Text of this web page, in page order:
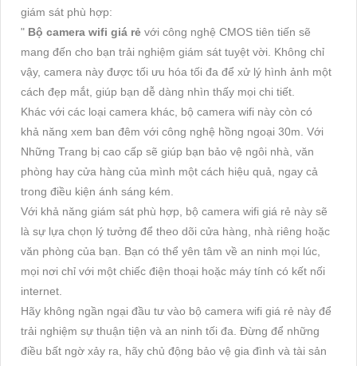
giám sát phù hợp:
" Bộ camera wifi giá rẻ với công nghệ CMOS tiên tiến sẽ
mang đến cho bạn trải nghiệm giám sát tuyệt vời. Không chỉ
vậy, camera này được tối ưu hóa tối đa để xử lý hình ảnh một
cách đẹp mắt, giúp bạn dễ dàng nhìn thấy mọi chi tiết.
Khác với các loại camera khác, bộ camera wifi này còn có
khả năng xem ban đêm với công nghệ hồng ngoại 30m. Với
Những Trang bị cao cấp sẽ giúp bạn bảo vệ ngôi nhà, văn
phòng hay cửa hàng của mình một cách hiệu quả, ngay cả
trong điều kiện ánh sáng kém.
Với khả năng giám sát phù hợp, bộ camera wifi giá rẻ này sẽ
là sự lựa chọn lý tưởng để theo dõi cửa hàng, nhà riêng hoặc
văn phòng của bạn. Bạn có thể yên tâm về an ninh mọi lúc,
mọi nơi chỉ với một chiếc điện thoại hoặc máy tính có kết nối
internet.
Hãy không ngần ngại đầu tư vào bộ camera wifi giá rẻ này để
trải nghiệm sự thuận tiện và an ninh tối đa. Đừng để những
điều bất ngờ xảy ra, hãy chủ động bảo vệ gia đình và tài sản